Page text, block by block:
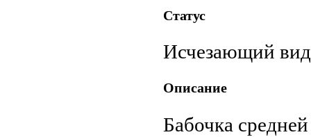
Статус
Исчезающий
Описание
Бабочка